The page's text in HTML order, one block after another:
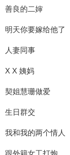
善良的二婶
明天你要嫁给他了
人妻同事
X X 姨妈
契姐慧珊做爱
生日群交
我和我的两个情人
跟外籍女工打炮